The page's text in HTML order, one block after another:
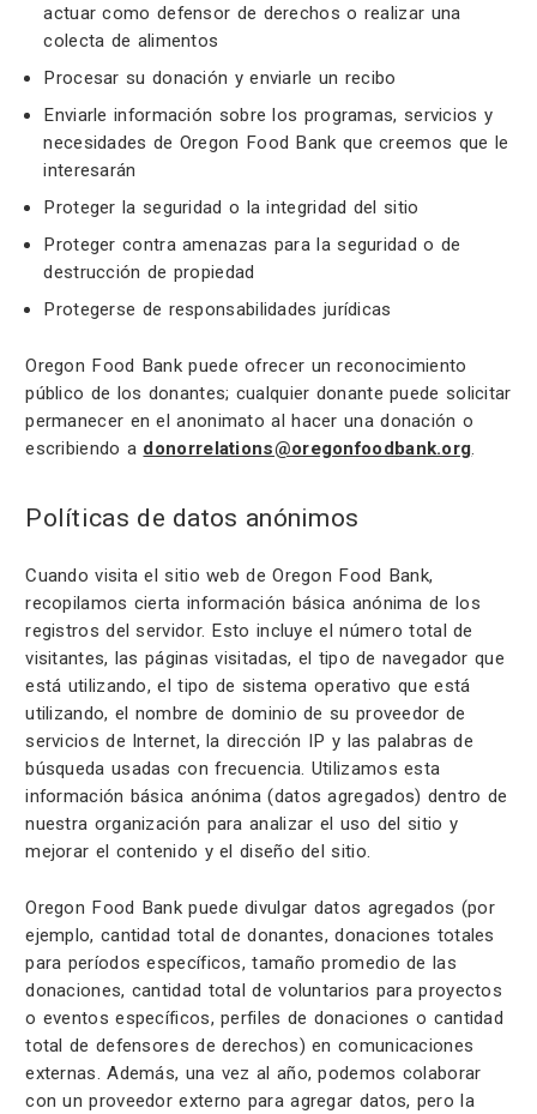
actuar como defensor de derechos o realizar una
colecta de alimentos
Procesar su donación y enviarle un recibo
Enviarle información sobre los programas, servicios y
necesidades de Oregon Food Bank que creemos que le
interesarán
Proteger la seguridad o la integridad del sitio
Proteger contra amenazas para la seguridad o de
destrucción de propiedad
Protegerse de responsabilidades jurídicas
Oregon Food Bank puede ofrecer un reconocimiento
público de los donantes; cualquier donante puede solicitar
permanecer en el anonimato al hacer una donación o
escribiendo a donorrelations@oregonfoodbank.org.
Políticas de datos anónimos
Cuando visita el sitio web de Oregon Food Bank,
recopilamos cierta información básica anónima de los
registros del servidor. Esto incluye el número total de
visitantes, las páginas visitadas, el tipo de navegador que
está utilizando, el tipo de sistema operativo que está
utilizando, el nombre de dominio de su proveedor de
servicios de Internet, la dirección IP y las palabras de
búsqueda usadas con frecuencia. Utilizamos esta
información básica anónima (datos agregados) dentro de
nuestra organización para analizar el uso del sitio y
mejorar el contenido y el diseño del sitio.
Oregon Food Bank puede divulgar datos agregados (por
ejemplo, cantidad total de donantes, donaciones totales
para períodos específicos, tamaño promedio de las
donaciones, cantidad total de voluntarios para proyectos
o eventos específicos, perfiles de donaciones o cantidad
total de defensores de derechos) en comunicaciones
externas. Además, una vez al año, podemos colaborar
con un proveedor externo para agregar datos, pero la